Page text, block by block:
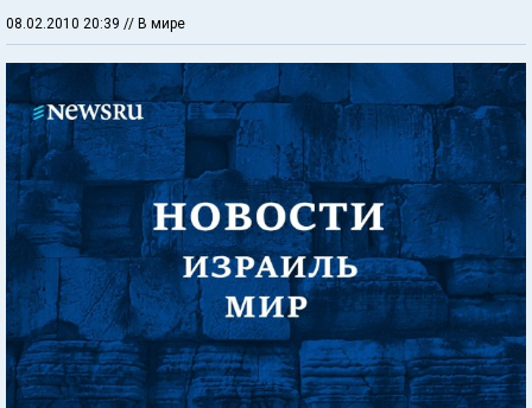
08.02.2010 20:39 // В мире